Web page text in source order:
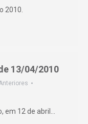
2010.
13/04/2010
em 12 de abril…